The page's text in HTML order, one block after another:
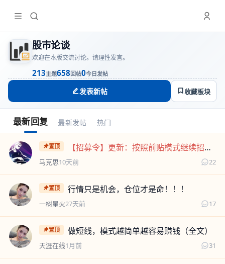
股巿论谈
欢迎在本版交流讨论。请理性发言。
213主题658 回帖0今日发帖
发表新帖 收藏板块
最新回复 最新发帖 热门
置顶 【招募令】更新：按照前贴模式继续招募！期待您的加入~~
马克思
22
马克思10天前
置顶 行情只是机会，仓位才是命！！！
天涯楠楠
17
一树星火27天前
置顶 做短线，模式越简单越容易赚钱（全文）
天涯楠楠
31
天涯在线1月前